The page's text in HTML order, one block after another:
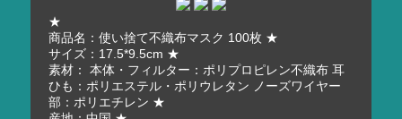
★
商品名：使い捨て不織布マスク 100枚 ★
サイズ：17.5*9.5cm ★
素材： 本体・フィルター：ポリプロピレン不織布 耳
ひも：ポリエステル・ポリウレタン ノーズワイヤー
部：ポリエチレン ★